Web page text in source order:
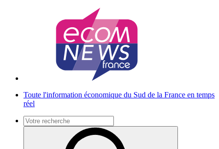
Toute l'information économique du Sud de la France en temps
réel